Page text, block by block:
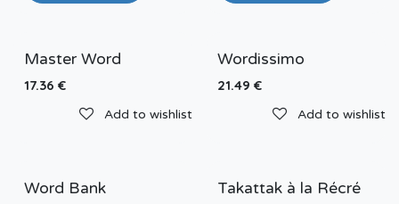
Master Word
17.36 €
Add to wishlist
Wordissimo
21.49 €
Add to wishlist
Word Bank Takattak à la Récré